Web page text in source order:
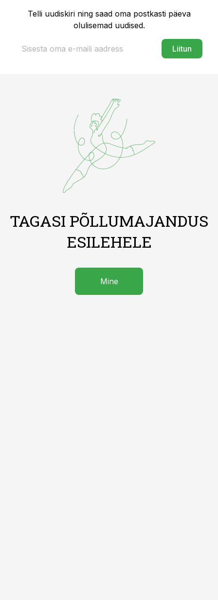
Telli uudiskiri ning saad oma postkasti päeva
olulisemad uudised.
Liitun
TAGASI PÕLLUMAJANDUS
ESILEHELE
Mine